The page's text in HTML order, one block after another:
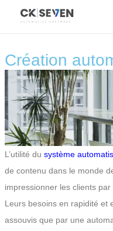
Création
L’utilité du système
de contenu dans le monde
impressionner les clients
Leurs besoins en rapidité et
assouvis que par une